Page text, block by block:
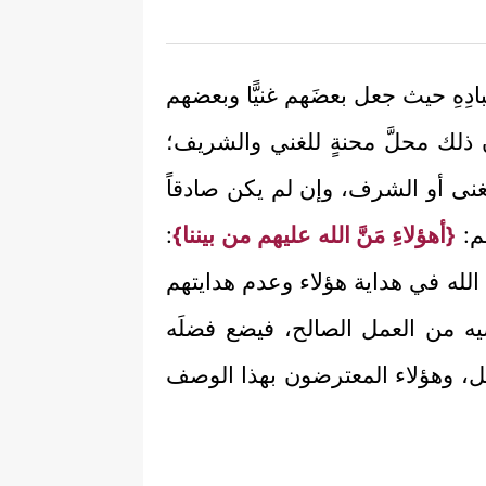
حيث جعل بعضَهم غنيًّا وبعضهم
ذلك محلَّ محنةٍ للغني والشريف؛
أو الشرف، وإن لم يكن صادقاً
{أهؤلاءِ مَنَّ الله عليهم من بيننا}:
في هداية هؤلاء وعدم هدايتهم
من العمل الصالح، فيضع فضلَه
وهؤلاء المعترضون بهذا الوصف